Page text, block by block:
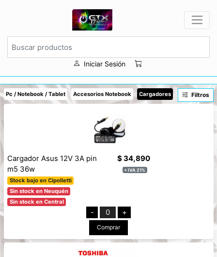
Iniciar Sesión
Pc / Notebook / Tablet Accesorios Notebook Cargadores Filtros
Cargador Asus 12V 3A pin
m5 36w
Stock bajo en Cipolletti
Sin stock en Neuquén
Sin stock en Central
$ 34,890
+ IVA 21%
- 0 +
Comprar